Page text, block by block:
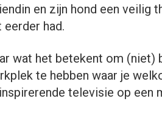
en zijn hond een veilig
had.
wat het betekent om (niet)
te hebben waar je
televisie op een